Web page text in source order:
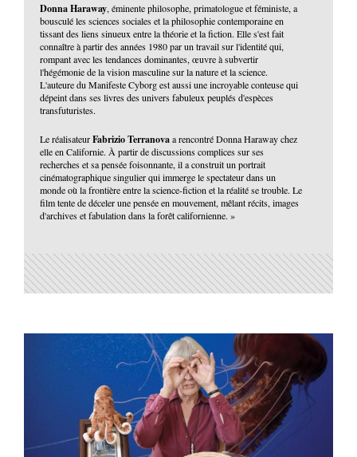
Donna Haraway, éminente philosophe, primatologue et féministe, a
bousculé les sciences sociales et la philosophie contemporaine en
tissant des liens sinueux entre la théorie et la fiction. Elle s'est fait
connaître à partir des années 1980 par un travail sur l'identité qui,
rompant avec les tendances dominantes, œuvre à subvertir
l'hégémonie de la vision masculine sur la nature et la science.
L'auteure du Manifeste Cyborg est aussi une incroyable conteuse qui
dépeint dans ses livres des univers fabuleux peuplés d'espèces
transfuturistes.
Le réalisateurFabrizio Terranovaa rencontré Donna Haraway chez
elle en Californie. À partir de discussions complices sur ses
recherches et sa pensée foisonnante, il a construit un portrait
cinématographique singulier qui immerge le spectateur dans un
monde où la frontière entre la science-fiction et la réalité se trouble. Le
film tente de déceler une pensée en mouvement, mêlant récits, images
d'archives et fabulation dans la forêt californienne. »